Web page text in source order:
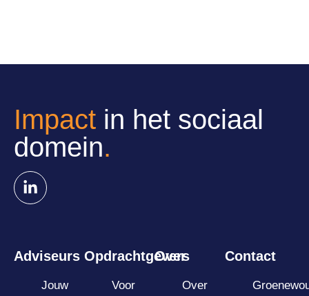
Impact in het sociaal
domein.
Adviseurs
Jouw
Opdrachtgevers
Voor
Over
Over
Contact